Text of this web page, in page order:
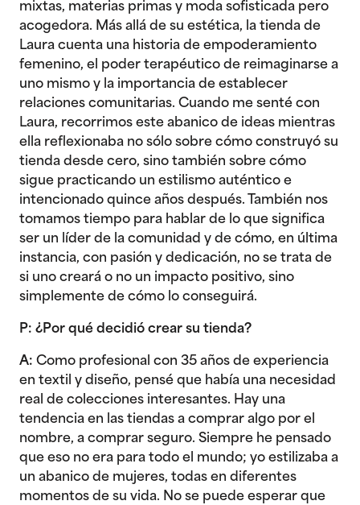
mixtas, materias primas y moda sofisticada pero
acogedora. Más allá de su estética, la tienda de
Laura cuenta una historia de empoderamiento
femenino, el poder terapéutico de reimaginarse a
uno mismo y la importancia de establecer
relaciones comunitarias. Cuando me senté con
Laura, recorrimos este abanico de ideas mientras
ella reflexionaba no sólo sobre cómo construyó su
tienda desde cero, sino también sobre cómo
sigue practicando un estilismo auténtico e
intencionado quince años después. También nos
tomamos tiempo para hablar de lo que significa
ser un líder de la comunidad y de cómo, en última
instancia, con pasión y dedicación, no se trata de
si uno creará o no un impacto positivo, sino
simplemente de cómo lo conseguirá.
P: ¿Por qué decidió crear su tienda?
A: Como profesional con 35 años de experiencia
en textil y diseño, pensé que había una necesidad
real de colecciones interesantes. Hay una
tendencia en las tiendas a comprar algo por el
nombre, a comprar seguro. Siempre he pensado
que eso no era para todo el mundo; yo estilizaba a
un abanico de mujeres, todas en diferentes
momentos de su vida. No se puede esperar que